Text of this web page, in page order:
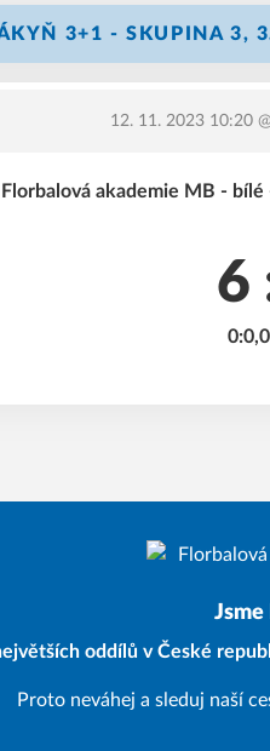
3+1 - SKUPINA 3,
12. 11. 2023 10:20
Florbalová akademie MB -
6
Jsme
oddílů v České
Proto neváhej a sleduj naší